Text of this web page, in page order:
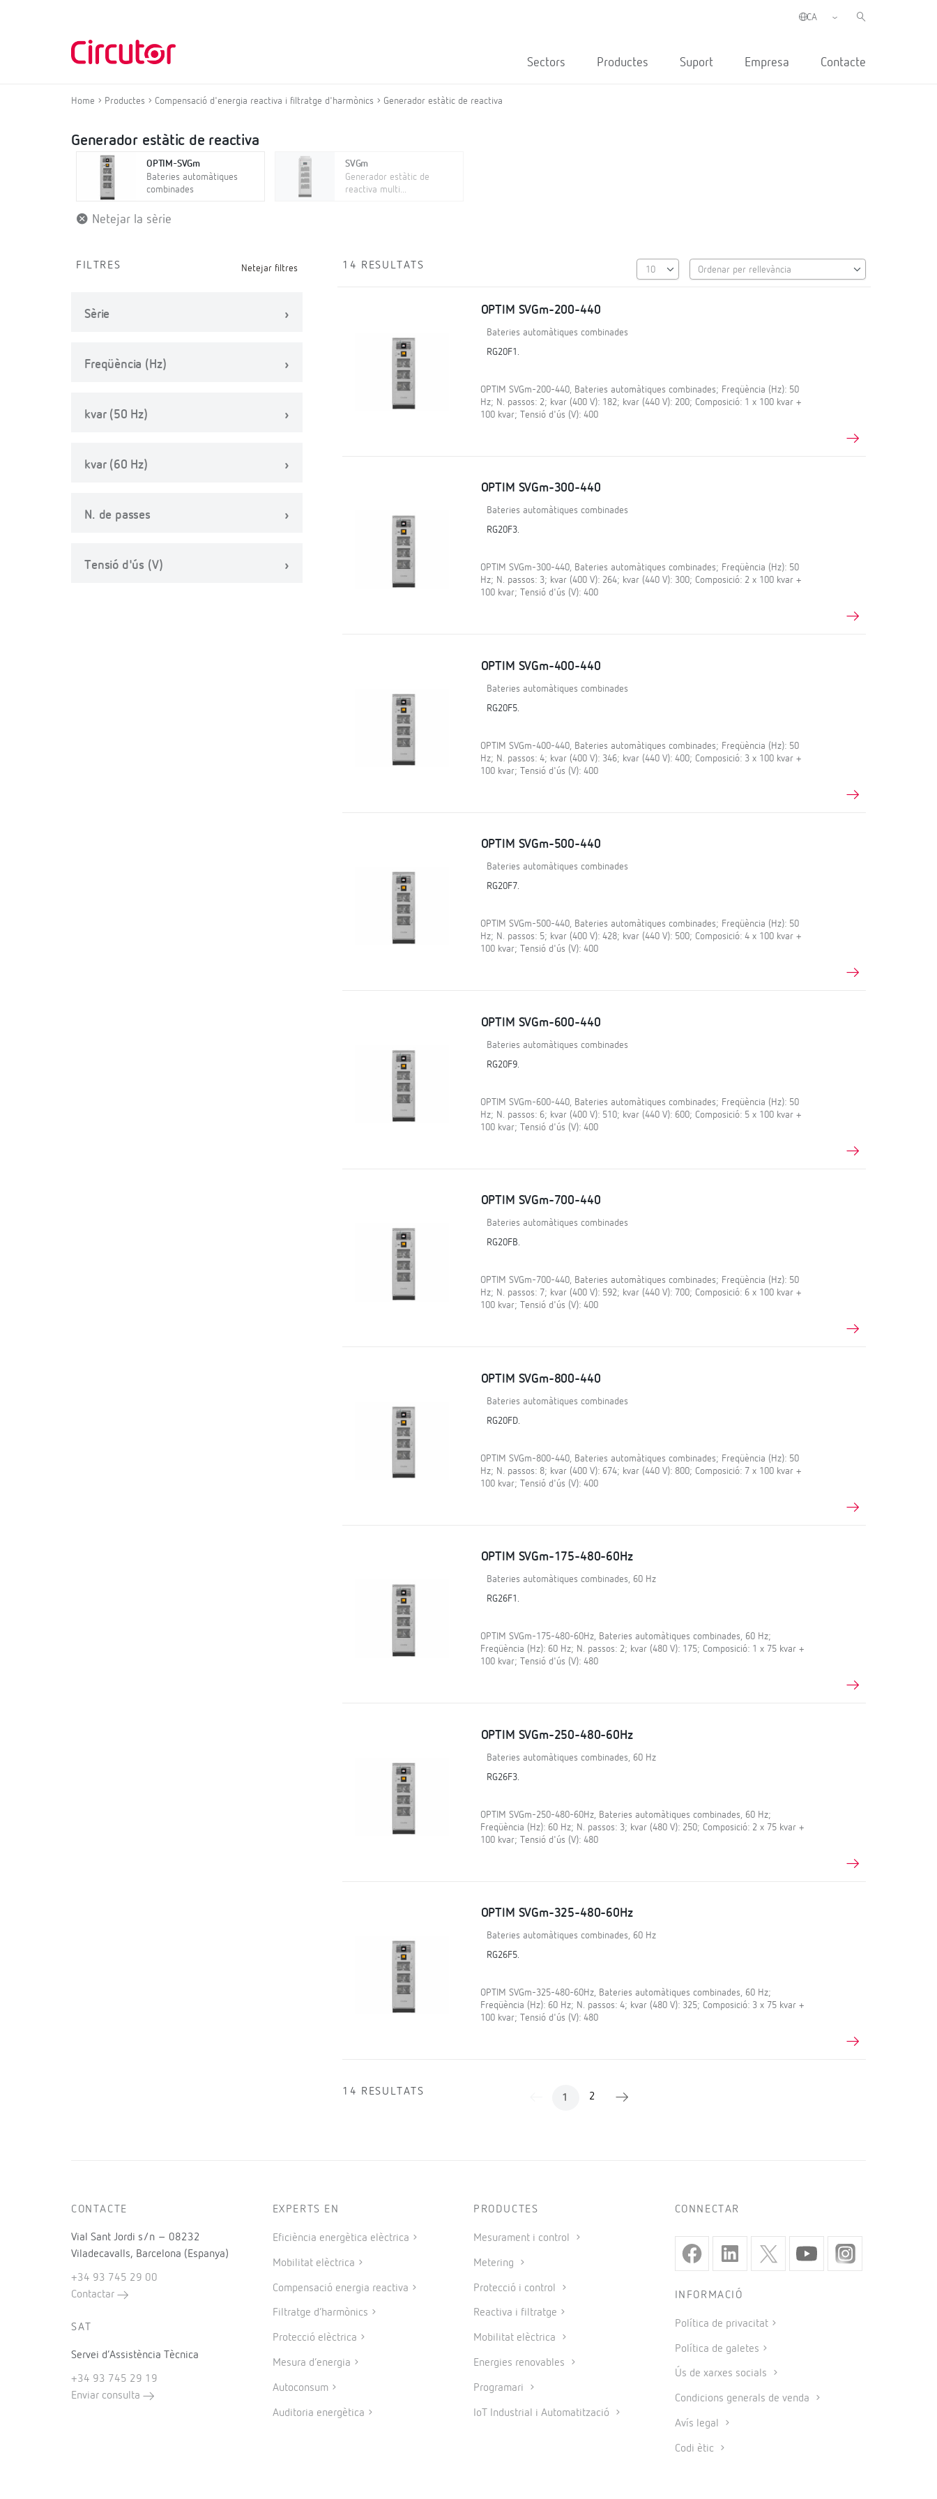
Sectors Productes Suport Empresa Contacte
Home Productes Compensació d'energia reactiva i filtratge d'harmònics Generador estàtic de reactiva
Generador estàtic de reactiva
OPTIM-SVGm
Bateries automàtiques
combinades
SVGm
Generador estàtic de
reactiva multi...
Netejar la sèrie
FILTRES Netejar filtres
Sèrie
Freqüència (Hz)
kvar (50 Hz)
kvar (60 Hz)
N. de passes
Tensió d'ús (V)
14 RESULTATS
OPTIM SVGm-200-440
Bateries automàtiques combinades
RG20F1.
OPTIM SVGm-200-440, Bateries automàtiques combinades; Freqüència (Hz): 50
Hz; N. passos: 2; kvar (400 V): 182; kvar (440 V): 200; Composició: 1 x 100 kvar +
100 kvar; Tensió d'ús (V): 400
OPTIM SVGm-300-440
Bateries automàtiques combinades
RG20F3.
OPTIM SVGm-300-440, Bateries automàtiques combinades; Freqüència (Hz): 50
Hz; N. passos: 3; kvar (400 V): 264; kvar (440 V): 300; Composició: 2 x 100 kvar +
100 kvar; Tensió d'ús (V): 400
OPTIM SVGm-400-440
Bateries automàtiques combinades
RG20F5.
OPTIM SVGm-400-440, Bateries automàtiques combinades; Freqüència (Hz): 50
Hz; N. passos: 4; kvar (400 V): 346; kvar (440 V): 400; Composició: 3 x 100 kvar +
100 kvar; Tensió d'ús (V): 400
OPTIM SVGm-500-440
Bateries automàtiques combinades
RG20F7.
OPTIM SVGm-500-440, Bateries automàtiques combinades; Freqüència (Hz): 50
Hz; N. passos: 5; kvar (400 V): 428; kvar (440 V): 500; Composició: 4 x 100 kvar +
100 kvar; Tensió d'ús (V): 400
OPTIM SVGm-600-440
Bateries automàtiques combinades
RG20F9.
OPTIM SVGm-600-440, Bateries automàtiques combinades; Freqüència (Hz): 50
Hz; N. passos: 6; kvar (400 V): 510; kvar (440 V): 600; Composició: 5 x 100 kvar +
100 kvar; Tensió d'ús (V): 400
OPTIM SVGm-700-440
Bateries automàtiques combinades
RG20FB.
OPTIM SVGm-700-440, Bateries automàtiques combinades; Freqüència (Hz): 50
Hz; N. passos: 7; kvar (400 V): 592; kvar (440 V): 700; Composició: 6 x 100 kvar +
100 kvar; Tensió d'ús (V): 400
OPTIM SVGm-800-440
Bateries automàtiques combinades
RG20FD.
OPTIM SVGm-800-440, Bateries automàtiques combinades; Freqüència (Hz): 50
Hz; N. passos: 8; kvar (400 V): 674; kvar (440 V): 800; Composició: 7 x 100 kvar +
100 kvar; Tensió d'ús (V): 400
OPTIM SVGm-175-480-60Hz
Bateries automàtiques combinades, 60 Hz
RG26F1.
OPTIM SVGm-175-480-60Hz, Bateries automàtiques combinades, 60 Hz;
Freqüència (Hz): 60 Hz; N. passos: 2; kvar (480 V): 175; Composició: 1 x 75 kvar +
100 kvar; Tensió d'ús (V): 480
OPTIM SVGm-250-480-60Hz
Bateries automàtiques combinades, 60 Hz
RG26F3.
OPTIM SVGm-250-480-60Hz, Bateries automàtiques combinades, 60 Hz;
Freqüència (Hz): 60 Hz; N. passos: 3; kvar (480 V): 250; Composició: 2 x 75 kvar +
100 kvar; Tensió d'ús (V): 480
OPTIM SVGm-325-480-60Hz
Bateries automàtiques combinades, 60 Hz
RG26F5.
OPTIM SVGm-325-480-60Hz, Bateries automàtiques combinades, 60 Hz;
Freqüència (Hz): 60 Hz; N. passos: 4; kvar (480 V): 325; Composició: 3 x 75 kvar +
100 kvar; Tensió d'ús (V): 480
14 RESULTATS
1 2
CONTACTE
Vial Sant Jordi s/n – 08232
Viladecavalls, Barcelona (Espanya)
+34 93 745 29 00
Contactar
SAT
Servei d’Assistència Tècnica
+34 93 745 29 19
Enviar consulta
EXPERTS EN
Eficiència energètica elèctrica
Mobilitat elèctrica
Compensació energia reactiva
Filtratge d’harmònics
Protecció elèctrica
Mesura d’energia
Autoconsum
Auditoria energètica
PRODUCTES
Mesurament i control
Metering
Protecció i control
Reactiva i filtratge
Mobilitat elèctrica
Energies renovables
Programari
IoT Industrial i Automatització
CONNECTAR
INFORMACIÓ
Política de privacitat
Política de galetes
Ús de xarxes socials
Condicions generals de venda
Avís legal
Codi ètic